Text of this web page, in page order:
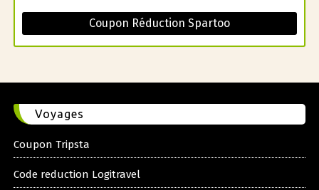
Coupon Réduction Spartoo
Voyages
Coupon Tripsta
Code reduction Logitravel